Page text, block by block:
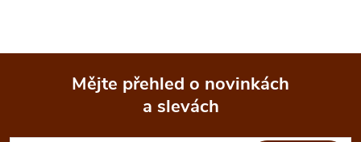
Mějte přehled o novinkách
a slevách